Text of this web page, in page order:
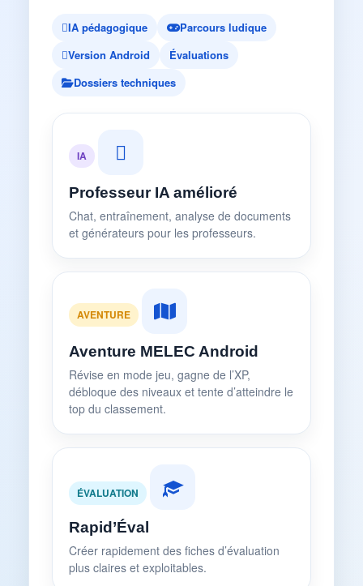
IA pédagogique
Parcours ludique
Version Android
Évaluations
Dossiers techniques
IA
Professeur IA amélioré
Chat, entraînement, analyse de documents
et générateurs pour les professeurs.
AVENTURE
Aventure MELEC Android
Révise en mode jeu, gagne de l’XP,
débloque des niveaux et tente d’atteindre le
top du classement.
ÉVALUATION
Rapid’Éval
Créer rapidement des fiches d’évaluation
plus claires et exploitables.